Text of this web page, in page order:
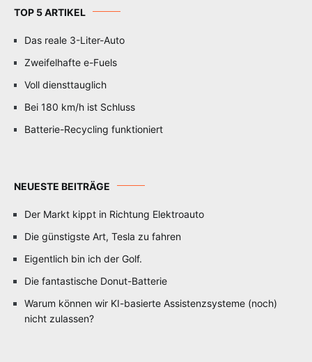
TOP 5 ARTIKEL
Das reale 3-Liter-Auto
Zweifelhafte e-Fuels
Voll diensttauglich
Bei 180 km/h ist Schluss
Batterie-Recycling funktioniert
NEUESTE BEITRÄGE
Der Markt kippt in Richtung Elektroauto
Die günstigste Art, Tesla zu fahren
Eigentlich bin ich der Golf.
Die fantastische Donut-Batterie
Warum können wir KI-basierte Assistenzsysteme (noch)
nicht zulassen?